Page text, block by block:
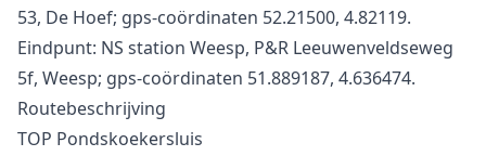
53, De Hoef; gps-coördinaten 52.21500, 4.82119.
Eindpunt: NS station Weesp, P&R Leeuwenveldseweg
5f, Weesp; gps-coördinaten 51.889187, 4.636474.
Routebeschrijving
TOP Pondskoekersluis